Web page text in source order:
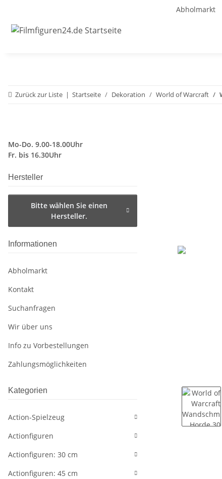
Abholmarkt
Zurück zur Liste Startseite Dekoration World of Warcraft
Mo-Do. 9.00-18.00Uhr
Fr. bis 16.30Uhr
Hersteller
Bitte wählen Sie einen
Hersteller.
Informationen
Abholmarkt
Kontakt
Suchanfragen
Wir über uns
Info zu Vorbestellungen
Zahlungsmöglichkeiten
Kategorien
Action-Spielzeug
Actionfiguren
Actionfiguren: 30 cm
Actionfiguren: 45 cm